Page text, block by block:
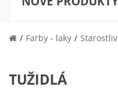
Farby - laky
TUŽIDLÁ